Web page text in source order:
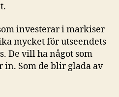
investerar i markiser
mycket för utseendets
De vill ha något som
in. Som de blir glada av